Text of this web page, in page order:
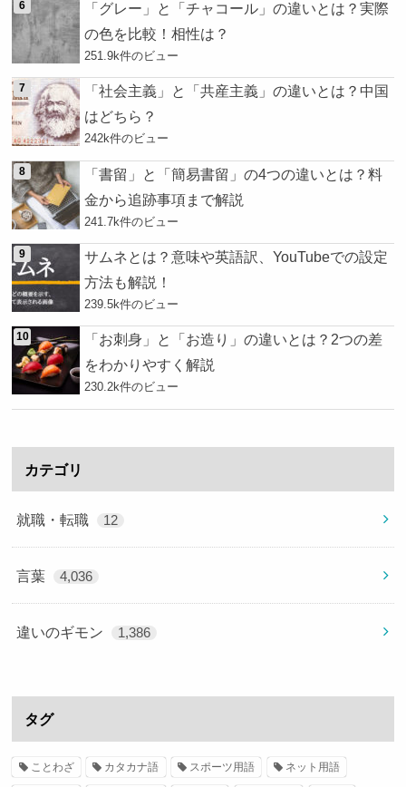
「グレー」と「チャコール」の違いとは？実際
の色を比較！相性は？
251.9k件のビュー
「社会主義」と「共産主義」の違いとは？中国
はどちら？
242k件のビュー
「書留」と「簡易書留」の4つの違いとは？料
金から追跡事項まで解説
241.7k件のビュー
サムネとは？意味や英語訳、YouTubeでの設定
方法も解説！
239.5k件のビュー
「お刺身」と「お造り」の違いとは？2つの差
をわかりやすく解説
230.2k件のビュー
カテゴリ
就職・転職 12
言葉 4,036
違いのギモン 1,386
タグ
ことわざ カタカナ語 スポーツ用語 ネット用語